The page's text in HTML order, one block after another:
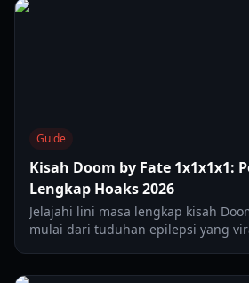
Guide
Kisah Doom by Fate 1x1x1x1:
Lengkap Hoaks 2026
Jelajahi lini masa lengkap kisah
mulai dari tuduhan epilepsi yang